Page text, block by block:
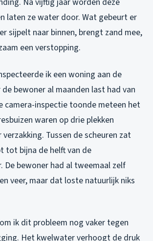
laten ze water door. Wat gebeurt er
sijpelt naar binnen, brengt zand mee,
een verstopping.
ik een woning aan de
bewoner al maanden last had van
camera-inspectie toonde meteen het
waren op drie plekken
Tussen de scheuren zat
tot bijna de helft van de
De bewoner had al tweemaal zelf
veer, maar dat loste natuurlijk niks
ik dit probleem nog vaker tegen
Het kwelwater verhoogt de druk